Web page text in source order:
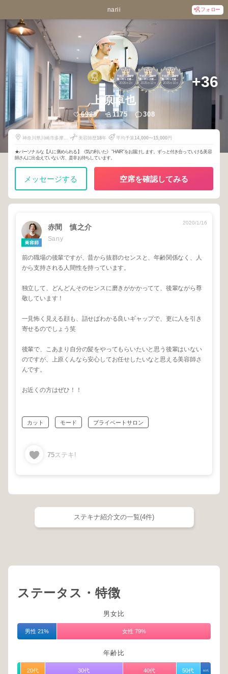
narii フォロー
1
下北沢・成城学
園・向ヶ丘遊
園・新百合ヶ丘
2026年2月
1
下北沢・成城学
園・向ヶ丘遊
園・新百合ヶ丘
2025年 12月
1
下北沢・成城学
園・向ヶ丘遊
園・新百合ヶ丘
2025年 10月 +36
上原卓也
6988 1175 308
神奈川県川崎市多摩区
美容師歴18年 平均予算14,000〜15,000円
★パーソナルな【人に褒められる】《気の利いた》 "HAIR"をお届けします。ずっと付き合っていける美容
師さんに出会えていない方、是非お待ちしています。
メッセージする 空席を確認してみる
赤間 慎之介
Sany
2020/1/16
前の職場の後輩ですが、昔から抜群のセンスと、年齢関係なく、人
から支持される人間性を持っています。
独立して、どんどんそのセンスに磨きがかかってて、後輩ながら尊
敬しています！
一見怖く見える顔も、話せばわかる良いギャップで、更に人を引き
寄せるのでしょう笑
後輩で、こあまり自分の髪をやってもらいたいと思う後輩はいない
のですが、上原くんなら安心してお任せしたいなと思える美容師さ
んです。
お近くの方はぜひ！！
カット モード プライベートサロン
75ステキ!
ステキナ紹介文の一覧(4件)
ステータス・特徴
男女比
男性 21% 女性 79%
年齢比
20代 30代 40代 50代 60代